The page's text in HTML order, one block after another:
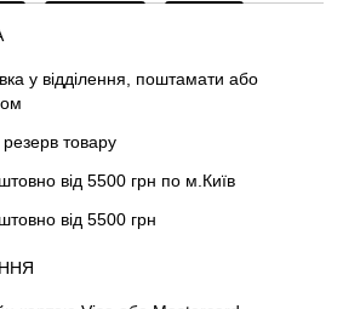
у відділення, поштамати або
резерв товару
від 5500 грн по м.Київ
від 5500 грн